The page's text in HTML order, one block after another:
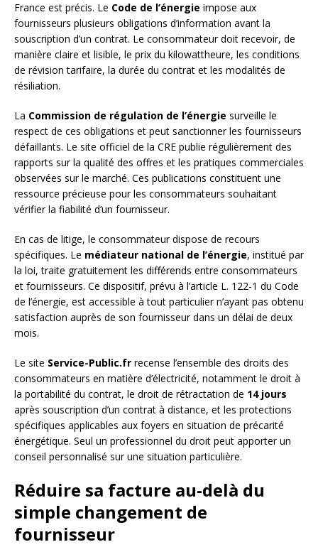
France est précis. Le Code de l’énergie impose aux
fournisseurs plusieurs obligations d’information avant la
souscription d’un contrat. Le consommateur doit recevoir, de
manière claire et lisible, le prix du kilowattheure, les conditions
de révision tarifaire, la durée du contrat et les modalités de
résiliation.
La Commission de régulation de l’énergie surveille le
respect de ces obligations et peut sanctionner les fournisseurs
défaillants. Le site officiel de la CRE publie régulièrement des
rapports sur la qualité des offres et les pratiques commerciales
observées sur le marché. Ces publications constituent une
ressource précieuse pour les consommateurs souhaitant
vérifier la fiabilité d’un fournisseur.
En cas de litige, le consommateur dispose de recours
spécifiques. Le médiateur national de l’énergie, institué par
la loi, traite gratuitement les différends entre consommateurs
et fournisseurs. Ce dispositif, prévu à l’article L. 122-1 du Code
de l’énergie, est accessible à tout particulier n’ayant pas obtenu
satisfaction auprès de son fournisseur dans un délai de deux
mois.
Le site Service-Public.fr recense l’ensemble des droits des
consommateurs en matière d’électricité, notamment le droit à
la portabilité du contrat, le droit de rétractation de 14 jours
après souscription d’un contrat à distance, et les protections
spécifiques applicables aux foyers en situation de précarité
énergétique. Seul un professionnel du droit peut apporter un
conseil personnalisé sur une situation particulière.
Réduire sa facture au-delà du
simple changement de
fournisseur